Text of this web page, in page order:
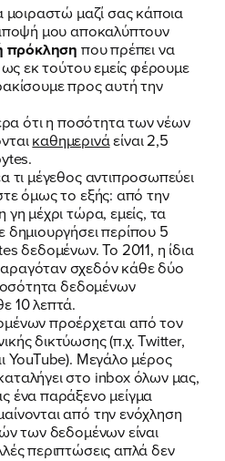
μοιραστώ μαζί σας κάποια
μου αποκαλύπτουν
πρόκληση που πρέπει να
ως εκ τούτου εμείς φέρουμε
προς αυτή την
ότι η ποσότητα των νέων
καθημερινάείναι 2,5
τι μέγεθος αντιπροσωπεύει
όμως το εξής: από την
μέχρι τώρα, εμείς, τα
περίπου 5
δεδομένων. Το 2011, η ίδια
σχεδόν κάθε δύο
δεδομένων
10 λεπτά.
προέρχεται από τον
δικτύωσης (π.χ. Twitter,
YouTube). Μεγάλο μέρος
στο inbox όλων μας,
ένα παράξενο μείγμα
από την ενόχληση
των δεδομένων είναι
περιπτώσεις απλά δεν